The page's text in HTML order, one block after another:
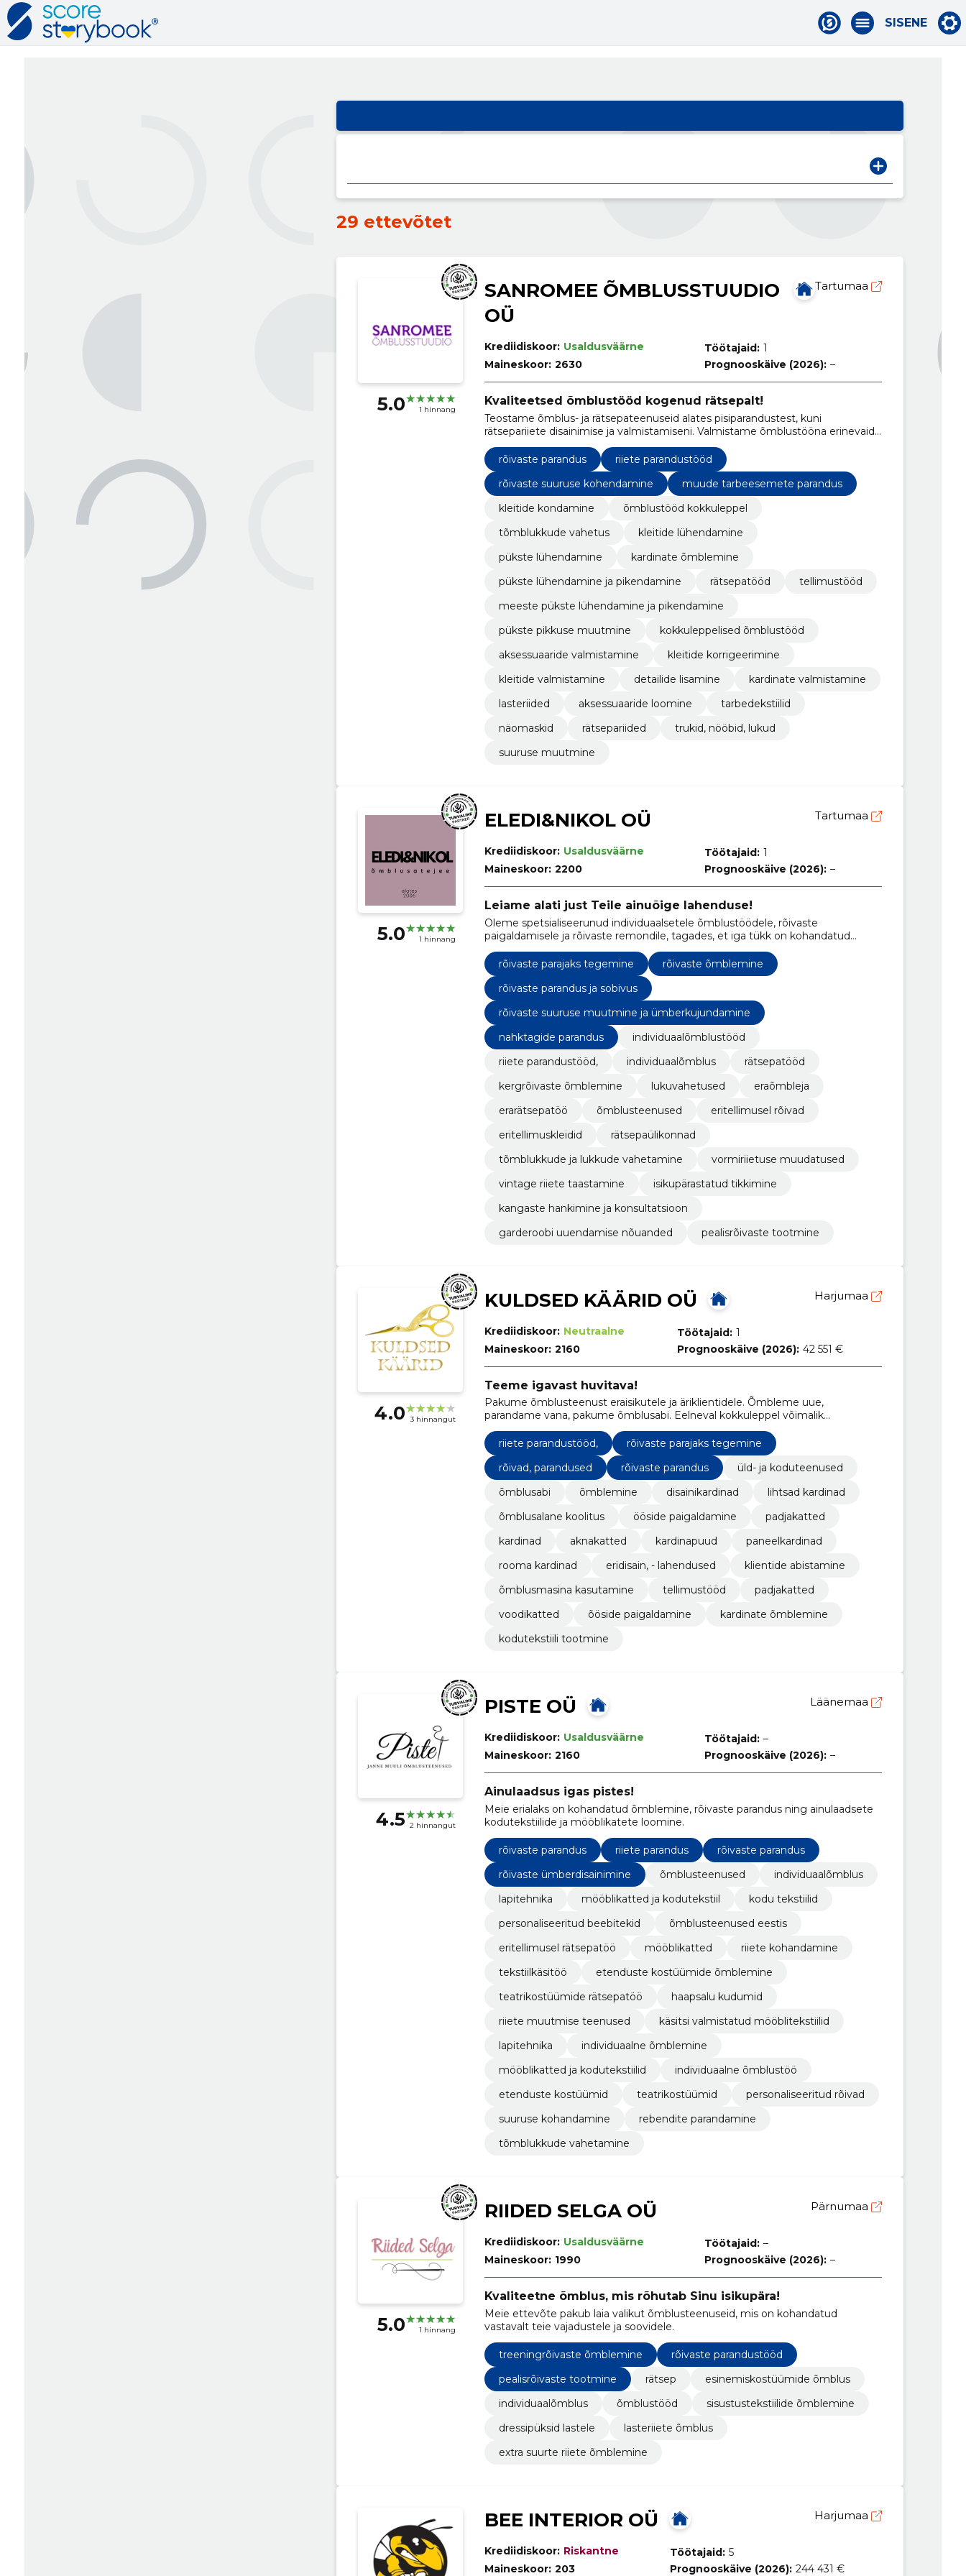
SISENE
29 ettevõtet
5.0 1 hinnang
SANROMEE ÕMBLUSSTUUDIO
OÜ
Tartumaa
Krediidiskoor: Usaldusväärne
Maineskoor: 2630
Töötajaid: 1
Prognooskäive (2026): –
Kvaliteetsed õmblustööd kogenud rätsepalt!
Teostame õmblus- ja rätsepateenuseid alates pisiparandustest, kuni
rätsepariiete disainimise ja valmistamiseni. Valmistame õmblustööna erinevaid
aksessuaare.
rõivaste parandus
riiete parandustööd
rõivaste suuruse kohendamine
muude tarbeesemete parandus
kleitide kondamine
õmblustööd kokkuleppel
tõmblukkude vahetus
kleitide lühendamine
pükste lühendamine
kardinate õmblemine
pükste lühendamine ja pikendamine
rätsepatööd
tellimustööd
meeste pükste lühendamine ja pikendamine
pükste pikkuse muutmine
kokkuleppelised õmblustööd
aksessuaaride valmistamine
kleitide korrigeerimine
kleitide valmistamine
detailide lisamine
kardinate valmistamine
lasteriided
aksessuaaride loomine
tarbedekstiilid
näomaskid
rätsepariided
trukid, nööbid, lukud
suuruse muutmine
5.0 1 hinnang
ELEDI&NIKOL OÜ Tartumaa
Krediidiskoor: Usaldusväärne
Maineskoor: 2200
Töötajaid: 1
Prognooskäive (2026): –
Leiame alati just Teile ainuõige lahenduse!
Oleme spetsialiseerunud individuaalsetele õmblustöödele, rõivaste
paigaldamisele ja rõivaste remondile, tagades, et iga tükk on kohandatud
rõivaste parajaks tegemine
rõivaste õmblemine
rõivaste parandus ja sobivus
rõivaste suuruse muutmine ja ümberkujundamine
nahktagide parandus
individuaalõmblustööd
riiete parandustööd,
individuaalõmblus
rätsepatööd
kergrõivaste õmblemine
lukuvahetused
eraõmbleja
erarätsepatöö
õmblusteenused
eritellimusel rõivad
eritellimuskleidid
rätsepaülikonnad
tõmblukkude ja lukkude vahetamine
vormiriietuse muudatused
vintage riiete taastamine
isikupärastatud tikkimine
kangaste hankimine ja konsultatsioon
garderoobi uuendamise nõuanded
pealisrõivaste tootmine
4.0 3 hinnangut
KULDSED KÄÄRID OÜ Harjumaa
Krediidiskoor: Neutraalne
Maineskoor: 2160
Töötajaid: 1
Prognooskäive (2026): 42 551 €
Teeme igavast huvitava!
Pakume õmblusteenust eraisikutele ja äriklientidele. Õmbleme uue,
parandame vana, pakume õmblusabi. Eelneval kokkuleppel võimalik
õmblusmasina kasutamine.
riiete parandustööd,
rõivaste parajaks tegemine
rõivad, parandused
rõivaste parandus
üld- ja koduteenused
õmblusabi
õmblemine disainikardinad
lihtsad kardinad
õmblusalane koolitus
ööside paigaldamine
padjakatted
kardinad
aknakatted kardinapuud
paneelkardinad
rooma kardinad
eridisain, - lahendused
klientide abistamine
õmblusmasina kasutamine
tellimustööd
padjakatted
voodikatted
õöside paigaldamine
kardinate õmblemine
kodutekstiili tootmine
4.5 2 hinnangut
PISTE OÜ Läänemaa
Krediidiskoor: Usaldusväärne
Maineskoor: 2160
Töötajaid: –
Prognooskäive (2026): –
Ainulaadsus igas pistes!
Meie erialaks on kohandatud õmblemine, rõivaste parandus ning ainulaadsete
kodutekstiilide ja mööblikatete loomine.
rõivaste parandus riiete parandus
rõivaste parandus
rõivaste ümberdisainimine
õmblusteenused
individuaalõmblus
lapitehnika
mööblikatted ja kodutekstiil
kodu tekstiilid
personaliseeritud beebitekid
õmblusteenused eestis
eritellimusel rätsepatöö
mööblikatted
riiete kohandamine
tekstiilkäsitöö
etenduste kostüümide õmblemine
teatrikostüümide rätsepatöö
haapsalu kudumid
riiete muutmise teenused
käsitsi valmistatud mööblitekstiilid
lapitehnika
individuaalne õmblemine
mööblikatted ja kodutekstiilid
individuaalne õmblustöö
etenduste kostüümid
teatrikostüümid
personaliseeritud rõivad
suuruse kohandamine
rebendite parandamine
tõmblukkude vahetamine
5.0 1 hinnang
RIIDED SELGA OÜ Pärnumaa
Krediidiskoor: Usaldusväärne
Maineskoor: 1990
Töötajaid: –
Prognooskäive (2026): –
Kvaliteetne õmblus, mis rõhutab Sinu isikupära!
Meie ettevõte pakub laia valikut õmblusteenuseid, mis on kohandatud
vastavalt teie vajadustele ja soovidele.
treeningrõivaste õmblemine
rõivaste parandustööd
pealisrõivaste tootmine
rätsep
esinemiskostüümide õmblus
individuaalõmblus
õmblustööd
sisustustekstiilide õmblemine
dressipüksid lastele
lasteriiete õmblus
extra suurte riiete õmblemine
BEE INTERIOR OÜ Harjumaa
Krediidiskoor: Riskantne
Maineskoor: 203
Töötajaid: 5
Prognooskäive (2026): 244 431 €